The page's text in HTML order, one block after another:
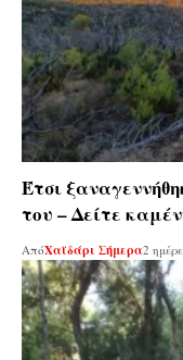
Έτσι
του – Δείτε
ΑπόΧαϊδάρι Σήμερα2